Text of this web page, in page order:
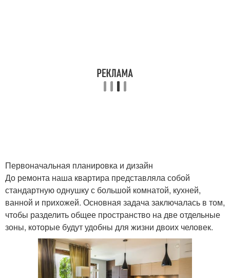
Первоначальная планировка и дизайн
До ремонта наша квартира представляла собой
стандартную однушку с большой комнатой, кухней,
ванной и прихожей. Основная задача заключалась в том,
чтобы разделить общее пространство на две отдельные
зоны, которые будут удобны для жизни двоих человек.